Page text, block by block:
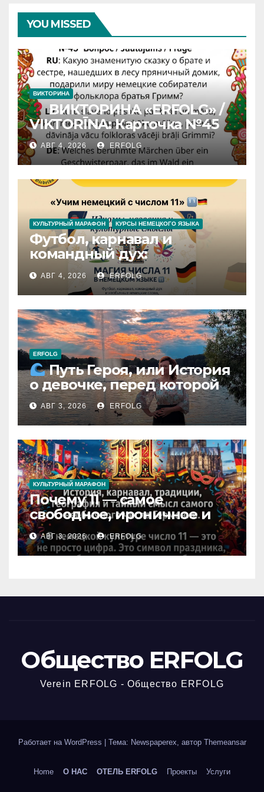
YOU MISSED
ВИКТОРИНА
ВИКТОРИНА «ERFOLG» /
VIKTORĪNA: Карточка №45
АВГ 4, 2026 ERFOLG
КУЛЬТУРНЫЙ МАРАФОН КУРСЫ НЕМЕЦКОГО ЯЗЫКА
Футбол, карнавал и
командный дух:
раскрываем секреты числа
11 в немецком языке!
АВГ 4, 2026 ERFOLG
ERFOLG
Путь Героя, или История
о девочке, перед которой
расступился океан
(И почему это про каждую
из нас)
АВГ 3, 2026 ERFOLG
КУЛЬТУРНЫЙ МАРАФОН
Почему 11 — самое
свободное, ироничное и
любимое число в
немецкой культуре?
АВГ 3, 2026 ERFOLG
Общество ERFOLG
Verein ERFOLG - Общество ERFOLG
Работает на WordPress Тема: Newspaperex, автор Themeansar
Home О НАС ОТЕЛЬ ERFOLG Проекты Услуги